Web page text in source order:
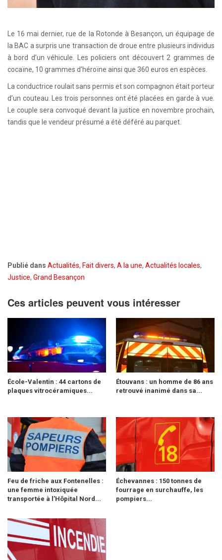
Le 16 mai dernier, rue de la Rotonde à Besançon, un équipage de
la BAC a surpris une transaction de droue entre plusieurs individus
à bord d’un véhicule. Les policiers ont découvert 2 grammes de
cocaïne, 10 grammes d’héroïne ainsi que 360 euros en espèces.
La conductrice roulait sans permis et son compagnon était porteur
d’un couteau. Les trois personnes ont été placées en garde à vue.
Le couple sera convoqué devant la justice en novembre prochain,
tandis que le vendeur présumé a été déféré au parquet.
Publié dans Actualités, Fait divers, A la une, Actualités locales,
Justice, Grand Besançon
Ces articles peuvent vous intéresser
École-Valentin : 44 cartons de
plaques vitrocéramiques...
Étouvans : un homme de 86 ans
retrouvé inanimé dans sa...
Feu de friche aux Fontenelles :
une femme intoxiquée
transportée à l’Hôpital Nord...
Échevannes : 150 tonnes de
fourrage en surchauffe, les
pompiers...